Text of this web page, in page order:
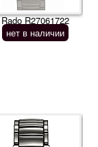
Rado R27061722
нет в наличии